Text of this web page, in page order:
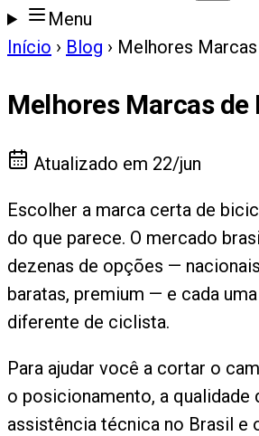
Menu
Início › Blog › Melhores
Melhores Marcas de
Atualizado em 22/jun
Escolher a marca certa de
do que parece. O mercado
dezenas de opções —
baratas, premium — e cada
diferente de ciclista.
Para ajudar você a cortar o
o posicionamento, a qualidade
assistência técnica no Brasil e